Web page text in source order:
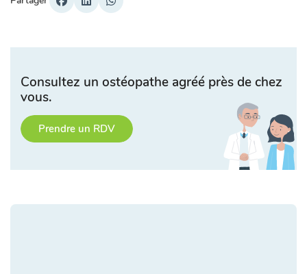
Consultez un ostéopathe agréé près de chez
vous.
Prendre un RDV